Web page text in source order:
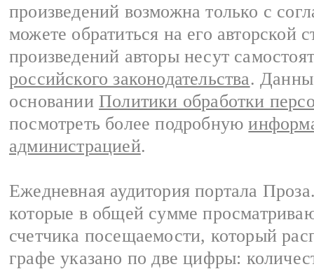
произведений возможна только с
можете обратиться на его авторской
произведений авторы несут
российского законодательства.
основании Политики обработки
посмотреть более подробную
администрацией.
Ежедневная аудитория портала
которые в общей сумме
счетчика посещаемости, который
графе указано по две цифры: